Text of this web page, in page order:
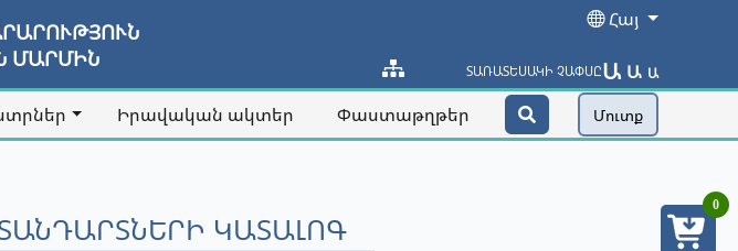
ՄԱՐՄԻՆ
Հայ
ՏԱՌԱՏԵՍԱԿԻ ՉԱՓՍԸԱ Ա Ա
Իրավական ակտեր Փաստաթղթեր Մուտք
ԿԱՏԱԼՈԳ
0